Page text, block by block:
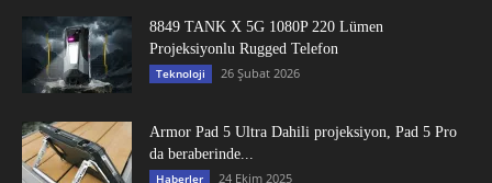
8849 TANK X 5G 1080P 220 Lümen
Projeksiyonlu Rugged Telefon
Teknoloji 26 Şubat 2026
Armor Pad 5 Ultra Dahili projeksiyon, Pad 5 Pro
da beraberinde...
Haberler 24 Ekim 2025